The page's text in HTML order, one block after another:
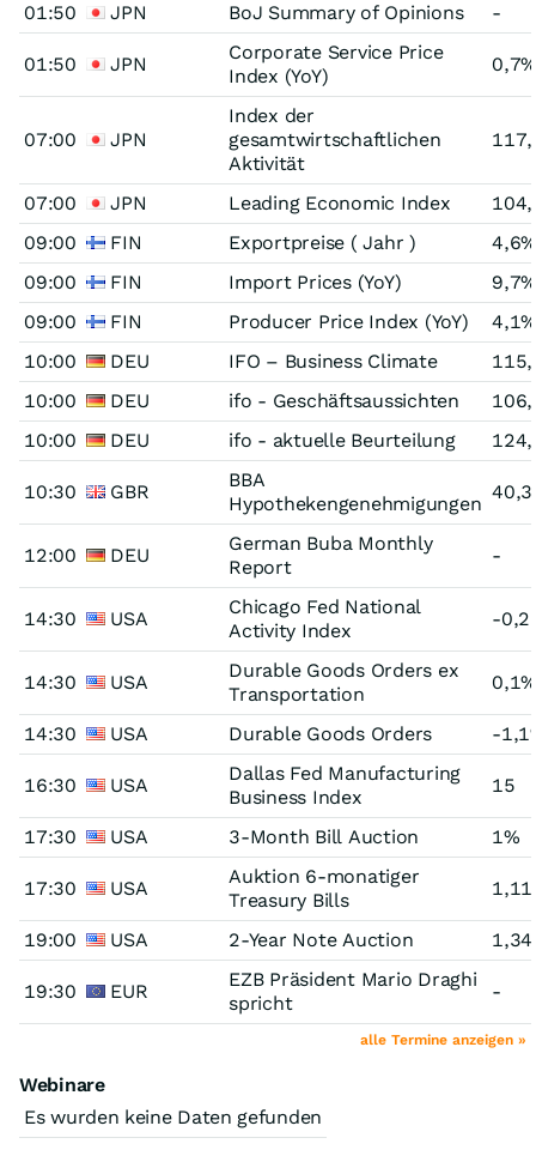
01:50
JPN BoJ Summary of Opinions -
01:50 JPN
Corporate Service Price
Index (YoY)
07:00 JPN
Index der
gesamtwirtschaftlichen
Aktivität
07:00 JPN Leading Economic Index
09:00
FIN Exportpreise ( Jahr )
09:00
FIN Import Prices (YoY)
09:00
FIN Producer Price Index (YoY)
10:00
DEU IFO – Business Climate
10:00
DEU ifo - Geschäftsaussichten
10:00
DEU ifo - aktuelle Beurteilung
10:30 GBR
BBA
Hypothekengenehmigungen
12:00 DEU
German Buba Monthly
Report
-
14:30 USA
Chicago Fed National
Activity Index
-
14:30 USA
Durable Goods Orders ex
Transportation
14:30 USA Durable Goods Orders -
16:30 USA
Dallas Fed Manufacturing
Business Index
15
17:30 USA 3-Month Bill Auction 1%
17:30 USA
Auktion 6-monatiger
Treasury Bills
19:00 USA 2-Year Note Auction
19:30 EUR
EZB Präsident Mario Draghi
spricht
-
alle Termine anzeigen »
Webinare
Es wurden keine Daten gefunden